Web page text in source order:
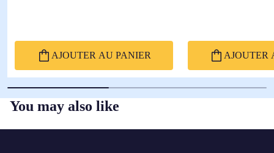
AJOUTER AU PANIER AJOUTER
You may also like